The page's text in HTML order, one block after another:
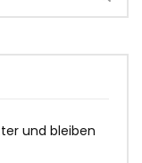
und bleiben